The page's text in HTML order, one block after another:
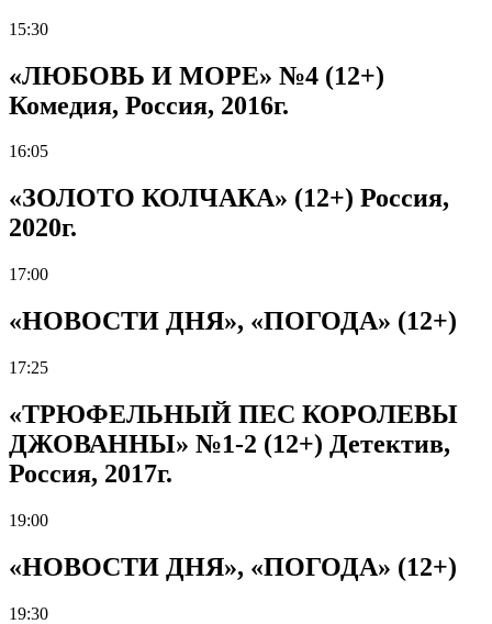
15:30
«ЛЮБОВЬ И МОРЕ» №4 (12+)
Комедия, Россия, 2016г.
16:05
«ЗОЛОТО КОЛЧАКА» (12+) Россия,
2020г.
17:00
«НОВОСТИ ДНЯ», «ПОГОДА» (12+)
17:25
«ТРЮФЕЛЬНЫЙ ПЕС КОРОЛЕВЫ
ДЖОВАННЫ» №1-2 (12+) Детектив,
Россия, 2017г.
19:00
«НОВОСТИ ДНЯ», «ПОГОДА» (12+)
19:30